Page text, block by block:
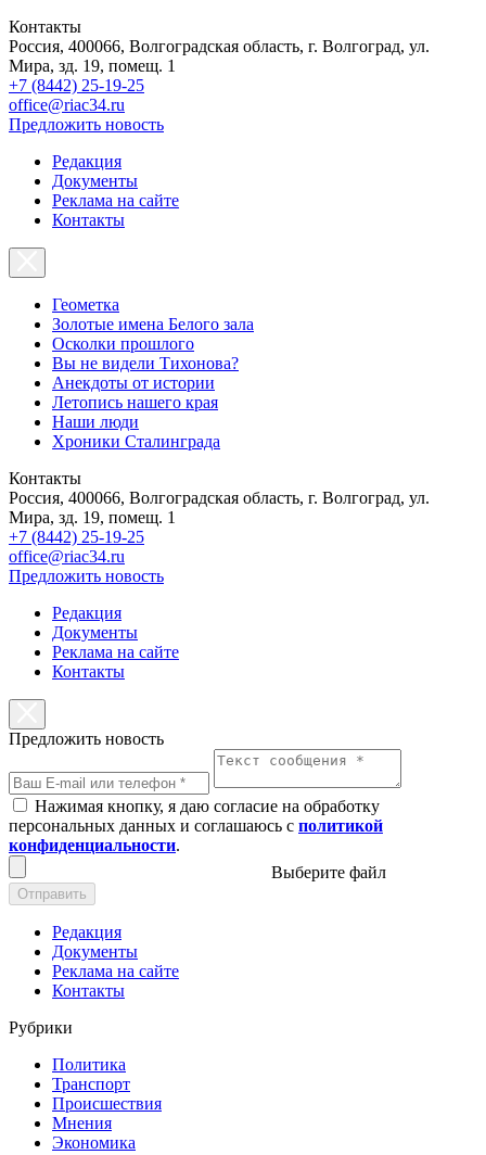
Контакты
Россия, 400066, Волгоградская область, г. Волгоград, ул.
Мира, зд. 19, помещ. 1
+7 (8442) 25-19-25
office@riac34.ru
Предложить новость
Редакция
Документы
Реклама на сайте
Контакты
Геометка
Золотые имена Белого зала
Осколки прошлого
Вы не видели Тихонова?
Анекдоты от истории
Летопись нашего края
Наши люди
Хроники Сталинграда
Контакты
Россия, 400066, Волгоградская область, г. Волгоград, ул.
Мира, зд. 19, помещ. 1
+7 (8442) 25-19-25
office@riac34.ru
Предложить новость
Редакция
Документы
Реклама на сайте
Контакты
Предложить новость
Нажимая кнопку, я даю согласие на обработку
персональных данных и соглашаюсь с политикой
конфиденциальности.
Выберите файл
Отправить
Редакция
Документы
Реклама на сайте
Контакты
Рубрики
Политика
Транспорт
Происшествия
Мнения
Экономика